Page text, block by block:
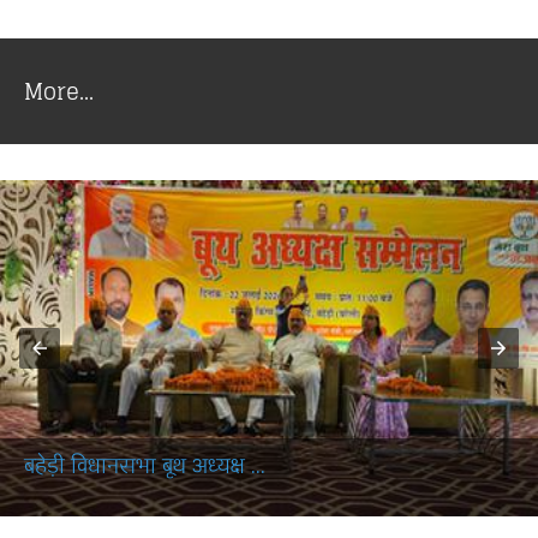
More...
बहेड़ी विधानसभा बूथ अध्यक्ष ...